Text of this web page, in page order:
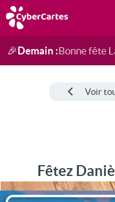
Anniversaire
Fête du jour
Amour
Amitié
Merci
Toutes les cartes
🎉Demain :Bonne fête
Voir
Fêtez